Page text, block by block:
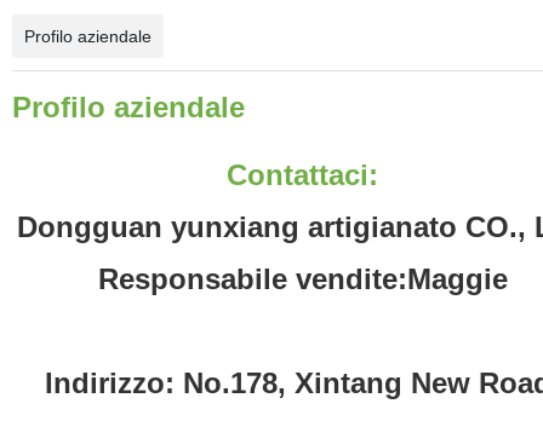
Profilo aziendale
Profilo aziendale
Contattaci:
Dongguan yunxiang artigianato CO.,
Responsabile vendite:Maggie
Indirizzo: No.178, Xintang New